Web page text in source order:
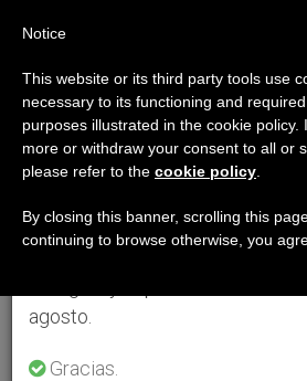
Aviso importante
Del 27 de julio al 7 de agosto
anual, aprovechando que en el
se generan menos
agosto.
Gracias.
Notice
This website or its third party tools use
necessary to its functioning and
purposes illustrated in the cookie policy.
more or withdraw your consent to all or
please refer to the cookie policy
By closing this banner, scrolling this
continuing to browse otherwise, you